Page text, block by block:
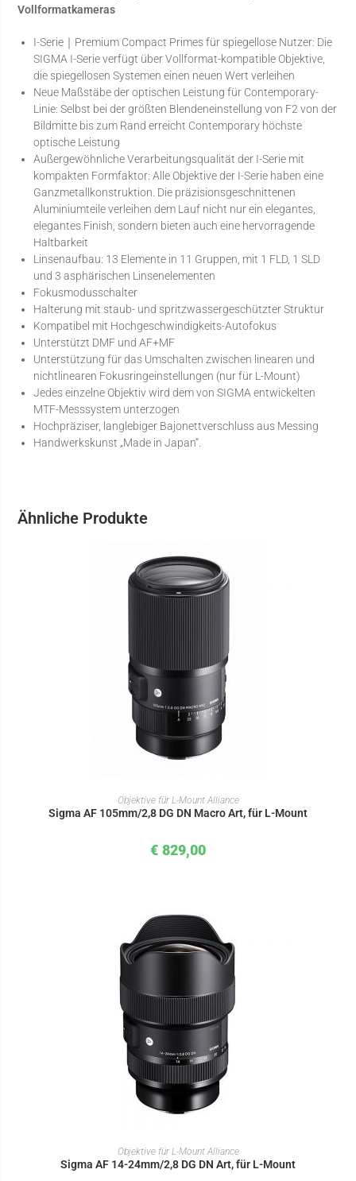
Vollformatkameras
I-Serie｜Premium Compact Primes für spiegellose Nutzer: Die
SIGMA I-Serie verfügt über Vollformat-kompatible Objektive,
die spiegellosen Systemen einen neuen Wert verleihen
Neue Maßstäbe der optischen Leistung für Contemporary-
Linie: Selbst bei der größten Blendeneinstellung von F2 von der
Bildmitte bis zum Rand erreicht Contemporary höchste
optische Leistung
Außergewöhnliche Verarbeitungsqualität der I-Serie mit
kompakten Formfaktor: Alle Objektive der I-Serie haben eine
Ganzmetallkonstruktion. Die präzisionsgeschnittenen
Aluminiumteile verleihen dem Lauf nicht nur ein elegantes,
elegantes Finish, sondern bieten auch eine hervorragende
Haltbarkeit
Linsenaufbau: 13 Elemente in 11 Gruppen, mit 1 FLD, 1 SLD
und 3 asphärischen Linsenelementen
Fokusmodusschalter
Halterung mit staub- und spritzwassergeschützter Struktur
Kompatibel mit Hochgeschwindigkeits-Autofokus
Unterstützt DMF und AF+MF
Unterstützung für das Umschalten zwischen linearen und
nichtlinearen Fokusringeinstellungen (nur für L-Mount)
Jedes einzelne Objektiv wird dem von SIGMA entwickelten
MTF-Messsystem unterzogen
Hochpräziser, langlebiger Bajonettverschluss aus Messing
Handwerkskunst „Made in Japan“.
Ähnliche Produkte
IN DEN WARENKORB
Objektive für L-Mount Alliance
Sigma AF 105mm/2,8 DG DN Macro Art, für L-Mount
€ 829,00
IN DEN WARENKORB
Objektive für L-Mount Alliance
Sigma AF 14-24mm/2,8 DG DN Art, für L-Mount